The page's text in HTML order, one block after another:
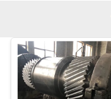
উদ্ধৃতির
জন্য
আবেদন